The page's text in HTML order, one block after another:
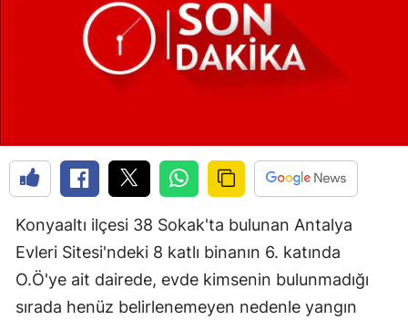
Konyaaltı ilçesi 38 Sokak'ta bulunan Antalya
Evleri Sitesi'ndeki 8 katlı binanın 6. katında
O.Ö'ye ait dairede, evde kimsenin bulunmadığı
sırada henüz belirlenemeyen nedenle yangın